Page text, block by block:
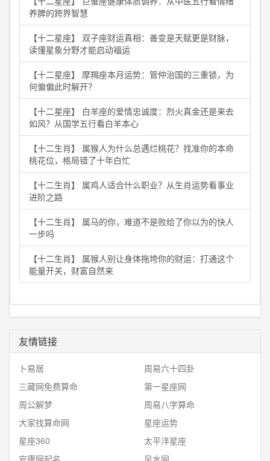
养脾的跨界智慧
【十二星座】 双子座财运真相：善变是天赋更是财脉，
读懂星象分野才能启动福运
【十二星座】 摩羯座本月运势：管仲治国的三重锁，为
何偏偏此时解开？
【十二星座】 白羊座的爱情忠诚度：烈火真金还是来去
如风？从国学五行看白羊本心
【十二生肖】 属猴人为什么总遇烂桃花？找准你的本命
桃花位，格局错了十年白忙
【十二生肖】 属鸡人适合什么职业？从生肖运势看事业
进阶之路
【十二生肖】 属马的你，难道不是败给了你以为的快人
一步吗
【十二生肖】 属猴人别让身体拖垮你的财运：打通这个
能量开关，财富自然来
友情链接
卜易居
周易六十四卦
三藏网免费算命
第一星座网
周公解梦
周易八字算命
大家找算命网
星座运势
星座360
太平洋星座
安康网起名
风水网